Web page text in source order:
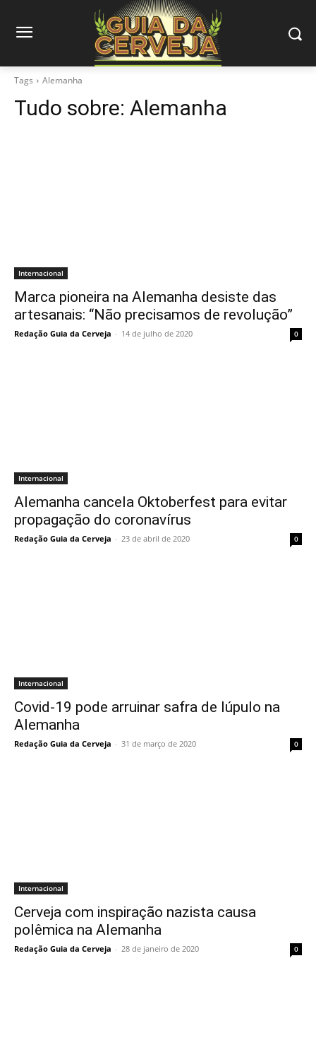
Tags Alemanha
Tudo sobre: Alemanha
Internacional
Marca pioneira na Alemanha desiste das
artesanais: “Não precisamos de revolução”
Redação Guia da Cerveja - 14 de julho de 2020 0
Internacional
Alemanha cancela Oktoberfest para evitar
propagação do coronavírus
Redação Guia da Cerveja - 23 de abril de 2020 0
Internacional
Covid-19 pode arruinar safra de lúpulo na
Alemanha
Redação Guia da Cerveja - 31 de março de 2020 0
Internacional
Cerveja com inspiração nazista causa
polêmica na Alemanha
Redação Guia da Cerveja - 28 de janeiro de 2020 0